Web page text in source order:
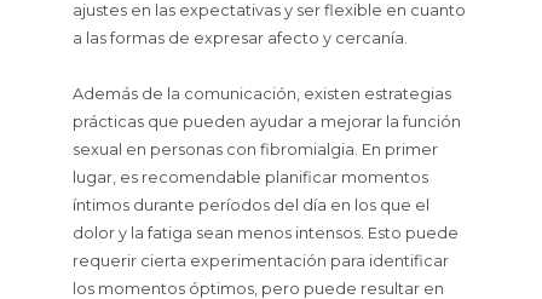
ajustes en las expectativas y ser flexible en cuanto
a las formas de expresar afecto y cercanía.
Además de la comunicación, existen estrategias
prácticas que pueden ayudar a mejorar la función
sexual en personas con fibromialgia. En primer
lugar, es recomendable planificar momentos
íntimos durante períodos del día en los que el
dolor y la fatiga sean menos intensos. Esto puede
requerir cierta experimentación para identificar
los momentos óptimos, pero puede resultar en